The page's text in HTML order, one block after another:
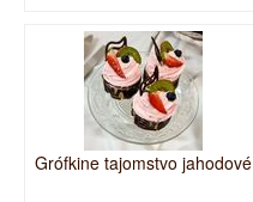
Grófkine tajomstvo jahodové